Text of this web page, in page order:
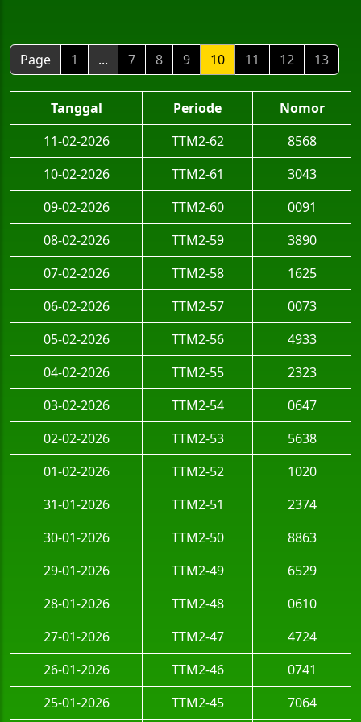
Page 1 ... 7 8 9 10 11 12 13
Tanggal Periode
Nomor
11-02-2026
TTM2-62
8568
10-02-2026
TTM2-61
3043
09-02-2026
TTM2-60
0091
08-02-2026
TTM2-59
3890
07-02-2026
TTM2-58
1625
06-02-2026
TTM2-57
0073
05-02-2026
TTM2-56
4933
04-02-2026
TTM2-55
2323
03-02-2026
TTM2-54
0647
02-02-2026
TTM2-53
5638
01-02-2026
TTM2-52
1020
31-01-2026
TTM2-51
2374
30-01-2026
TTM2-50
8863
29-01-2026
TTM2-49
6529
28-01-2026
TTM2-48
0610
27-01-2026
TTM2-47
4724
26-01-2026
TTM2-46
0741
25-01-2026
TTM2-45 7064